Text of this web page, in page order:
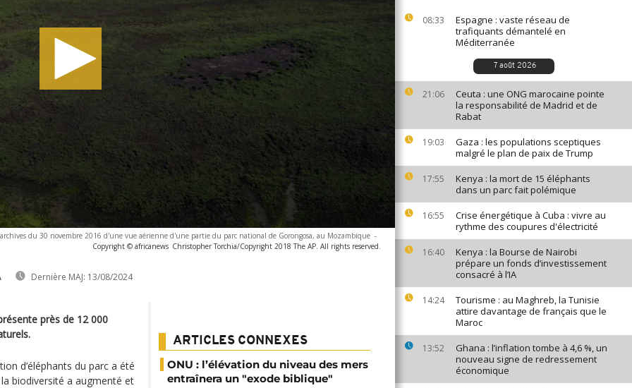
08:33
Espagne : vaste réseau de
trafiquants démantelé en
Méditerranée
7 août 2026
21:06
Ceuta : une ONG marocaine pointe
la responsabilité de Madrid et de
Rabat
19:03
Gaza : les populations sceptiques
malgré le plan de paix de Trump
17:55
Kenya : la mort de 15 éléphants
dans un parc fait polémique
16:55
Crise énergétique à Cuba : vivre au
rythme des coupures d'électricité
16:40
Kenya : la Bourse de Nairobi
prépare un fonds d’investissement
consacré à l’IA
14:24
Tourisme : au Maghreb, la Tunisie
attire davantage de français que le
Maroc
13:52
Ghana : l’inflation tombe à 4,6 %, un
nouveau signe de redressement
économique
du 30 novembre 2016 d'une vue aérienne d'une partie du parc national de Gorongosa, au Mozambique -
Copyright © africanews Christopher Torchia/Copyright 2018 The AP. All rights reserved.
Dernière MAJ: 13/08/2024
près de 12 000
d’éléphants du parc a été
biodiversité a augmenté et
ARTICLES CONNEXES
ONU : l’élévation du niveau des mers
entraînera un "exode biblique"